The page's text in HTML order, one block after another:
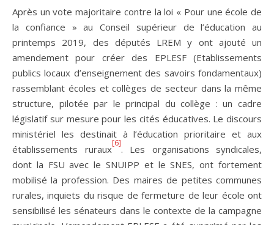
Après un vote majoritaire contre la loi « Pour une école de
la confiance » au Conseil supérieur de l’éducation au
printemps 2019, des députés LREM y ont ajouté un
amendement pour créer des EPLESF (Etablissements
publics locaux d’enseignement des savoirs fondamentaux)
rassemblant écoles et collèges de secteur dans la même
structure, pilotée par le principal du collège : un cadre
législatif sur mesure pour les cités éducatives. Le discours
ministériel les destinait à l’éducation prioritaire et aux
établissements ruraux
[6]
. Les organisations syndicales,
dont la FSU avec le SNUIPP et le SNES, ont fortement
mobilisé la profession. Des maires de petites communes
rurales, inquiets du risque de fermeture de leur école ont
sensibilisé les sénateurs dans le contexte de la campagne